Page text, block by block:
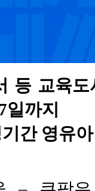
등 교육
까지
간 영유